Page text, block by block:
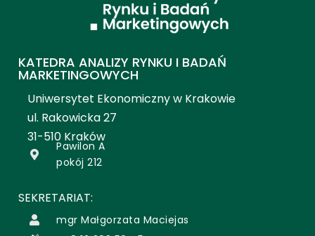
KATEDRA ANALIZY RYNKU I BADAŃ
MARKETINGOWYCH
Uniwersytet Ekonomiczny w Krakowie
ul. Rakowicka 27
31-510 Kraków
Pawilon A
pokój 212
SEKRETARIAT:
mgr Małgorzata Maciejas